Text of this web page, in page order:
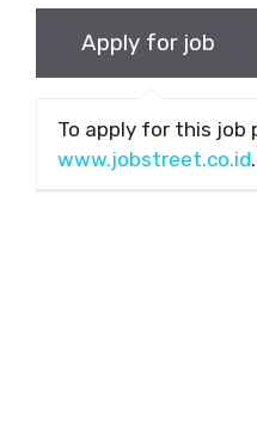
To apply for this job
www.jobstreet.co.id.